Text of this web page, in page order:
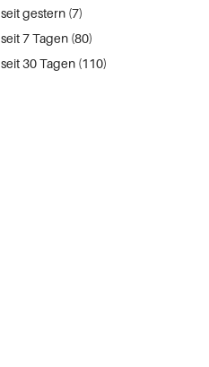
seit gestern (7)
seit 7 Tagen (80)
seit 30 Tagen (110)